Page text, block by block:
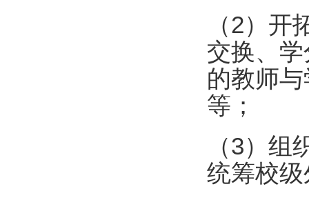
（2）
交换、
的教师
等；
（3）
统筹校